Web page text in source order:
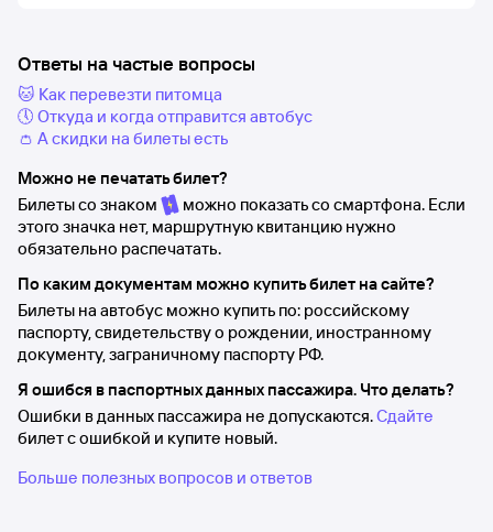
Ответы на частые вопросы
🐱 Как перевезти питомца
🕔 Откуда и когда отправится автобус
👛 А скидки на билеты есть
Можно не печатать билет?
Билеты со знаком
можно показать со смартфона. Если
этого значка нет, маршрутную квитанцию нужно
обязательно распечатать.
По каким документам можно купить билет на сайте?
Билеты на автобус можно купить по: российскому
паспорту, свидетельству о рождении, иностранному
документу, заграничному паспорту РФ.
Я ошибся в паспортных данных пассажира. Что делать?
Ошибки в данных пассажира не допускаются.Сдайте
билет с ошибкой и купите новый.
Больше полезных вопросов и ответов